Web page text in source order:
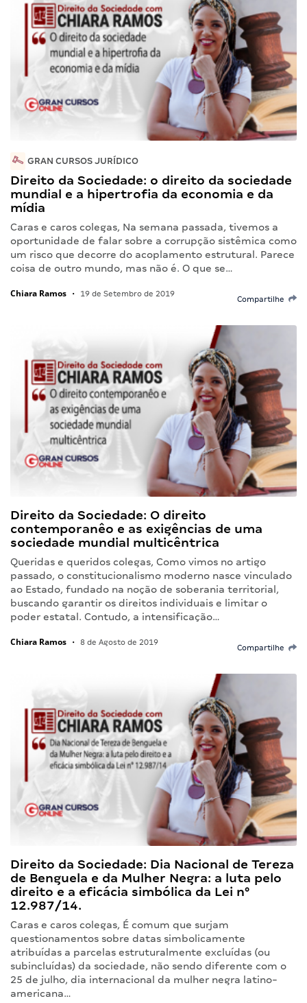
GRAN CURSOS JURÍDICO
Direito da Sociedade: o direito da sociedade
mundial e a hipertrofia da economia e da
mídia
Caras e caros colegas, Na semana passada, tivemos a
oportunidade de falar sobre a corrupção sistêmica como
um risco que decorre do acoplamento estrutural. Parece
coisa de outro mundo, mas não é. O que se…
Chiara Ramos • 19 de Setembro de 2019
Compartilhe
Direito da Sociedade: O direito
contemporanêo e as exigências de uma
sociedade mundial multicêntrica
Queridas e queridos colegas, Como vimos no artigo
passado, o constitucionalismo moderno nasce vinculado
ao Estado, fundado na noção de soberania territorial,
buscando garantir os direitos individuais e limitar o
poder estatal. Contudo, a intensificação…
Chiara Ramos • 8 de Agosto de 2019
Compartilhe
Direito da Sociedade: Dia Nacional de Tereza
de Benguela e da Mulher Negra: a luta pelo
direito e a eficácia simbólica da Lei n°
12.987/14.
Caras e caros colegas, É comum que surjam
questionamentos sobre datas simbolicamente
atribuídas a parcelas estruturalmente excluídas (ou
subincluídas) da sociedade, não sendo diferente com o
25 de julho, dia internacional da mulher negra latino-
americana…